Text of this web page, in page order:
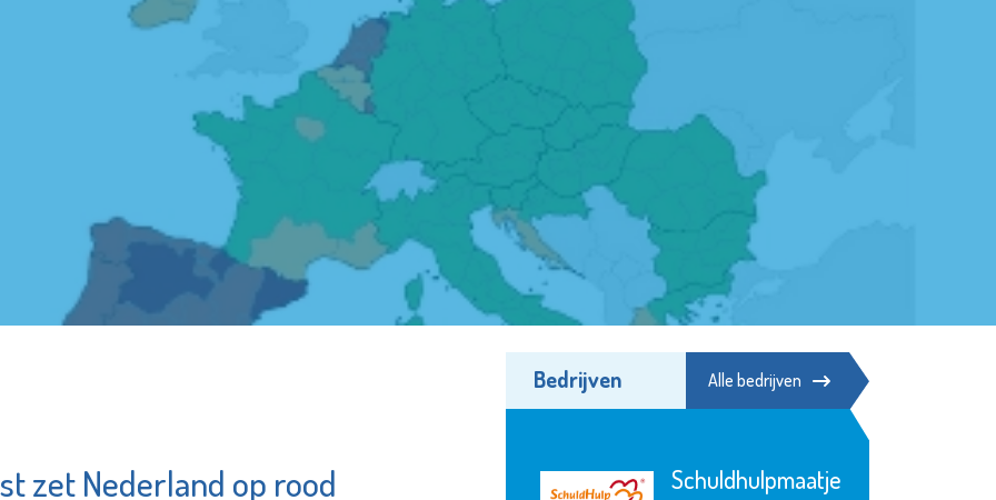
zet Nederland op rood
Bedrijven Alle bedrijven
De
Schuldhulpmaatje